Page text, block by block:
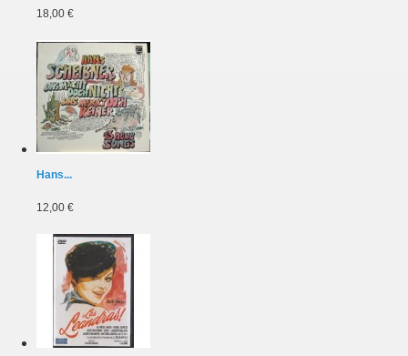
18,00 €
Hans...
12,00 €